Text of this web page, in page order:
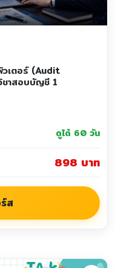
เตอร์ (Audit
ชาสอบบัญชี 1
ดูได้ 60 วัน
898 บาท
ส